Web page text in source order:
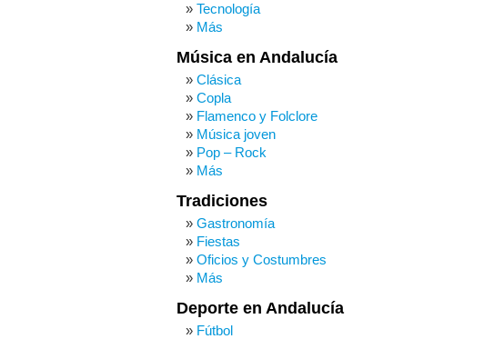
Tecnología
Más
Música en Andalucía
Clásica
Copla
Flamenco y Folclore
Música joven
Pop – Rock
Más
Tradiciones
Gastronomía
Fiestas
Oficios y Costumbres
Más
Deporte en Andalucía
Fútbol